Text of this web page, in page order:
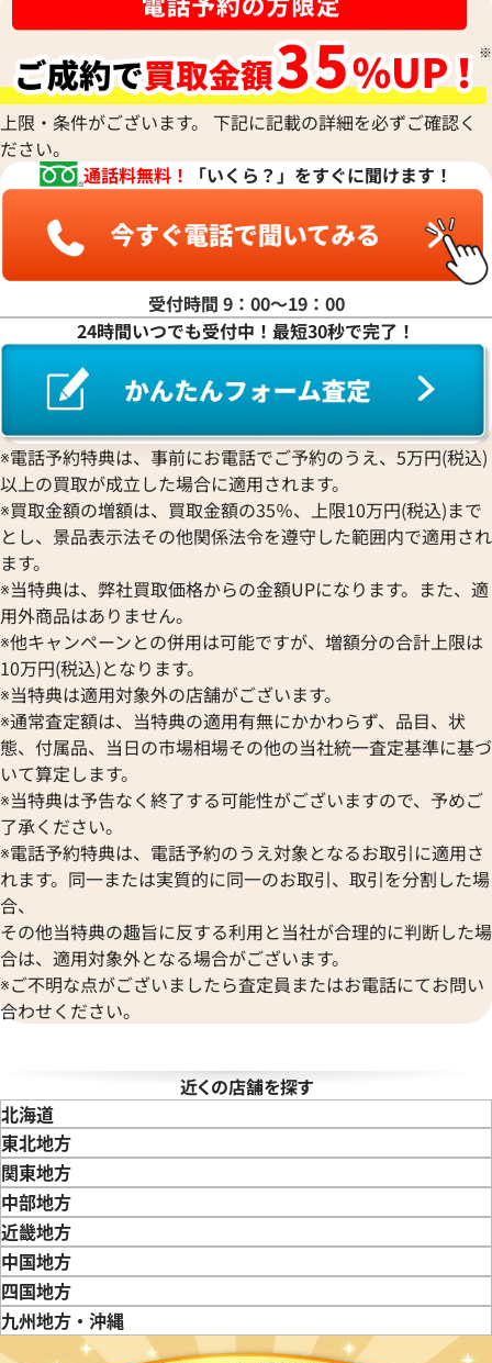
ィノ IW391008
格
9日時点の参考買取価格です
IWC ポートフィノ IW391002
参考買取価格
398,000
※2024年7月9日時点の参考買
イマー オートマティック
格
日時点の参考買取価格です
373,000円
※2024年6月27日時点の参考
格
日時点の参考買取価格です
IWC ポートフィノ IW378303
※2024年7月27日時点の参考
Armand Nicolet
アルマン・ニコレ
WALTHAM
ウォルサム
HUBLOT
ウブロ
ETERNA
エテルナ
EDOX
エドックス
EBERHARD
エベラール
EBEL
エベル
EPOS
Hermes
エルメス
OMEGA
オメガ
ORIENT
オリエント
ORIS
オリス
Audemars Piguet
オーデマ ピゲ
Vacheron Constantin
ヴァシュロン・コンスタンタン
Van Cleef & Arpels
ヴァンクリーフ＆アーペル
Versace
ヴェルサーチ
Wempe
クエルボ・イ・ソブリノス
CVSTOS
クストス
Chronoswiss
クロノスイス
GUCCI
グッチ
Graham
グラハム
グランドセイコー
CORUM
コルム
Concord
コンコルド
Chopard
ショパール
CHAUMET
ショーメ
Jacob & Co.
ジェイコブ
Gerald Genta
ジェラルド・ジェンタ
Jaeger-LeCoultre
ジャケ・ドロー
Girard-Perregaux
ジラール・ペルゴ
Sinn
ジン
STOWA
ストーヴァ
SEIKO
セイコー
CENTURY
センチュリー
ZENITH
ゼニス
ティファニー
Dior
ディオール
Patek Philippe
Panerai
パネライ
Parmigiani Fleurier
パルミジャーニ・フルリエ
Piaget
PIERRE KUNZ
ピエール・クンツ
FRANCK MULLER
フランク ミュラー
BOUCHERON
ブシュロン
BREITLING
ブライトリング
Blancpain
ブランパン
BVLGARI
ブルガリ
Breguet
ブレゲ
BULOVA
ブローバ
Bell & Ross
ベル＆ロス
BAUME＆MERCIER
ボーム＆メルシエ
BALL Watch
ボール ウォッチ
モーリス・ラクロア
リシャール・ミル
Louis Vuitton
ルイ・ヴィトン
Luminox
ルミノックス
Ressence
ROGER DUBUIS
ロジェ・デュブイ
ROLEX
ロレックス
LONGINES
ロンジン
上限・条件がございます。 下記に記載の詳細を必ずご確認く
ださい。
通話料無料！
「いくら？」をすぐに聞けます！
受付時間 9：00〜19：00
24時間いつでも受付中！最短30秒で完了！
※電話予約特典は、事前にお電話でご予約のうえ、5万円(税込)
以上の買取が成立した場合に適用されます。
※買取金額の増額は、買取金額の35％、上限10万円(税込)まで
とし、景品表示法その他関係法令を遵守した範囲内で適用され
ます。
※当特典は、弊社買取価格からの金額UPになります。また、適
用外商品はありません。
※他キャンペーンとの併用は可能ですが、増額分の合計上限は
10万円(税込)となります。
※当特典は適用対象外の店舗がございます。
※通常査定額は、当特典の適用有無にかかわらず、品目、状
態、付属品、当日の市場相場その他の当社統一査定基準に基づ
いて算定します。
※当特典は予告なく終了する可能性がございますので、予めご
了承ください。
※電話予約特典は、電話予約のうえ対象となるお取引に適用さ
れます。同一または実質的に同一のお取引、取引を分割した場
合、
その他当特典の趣旨に反する利用と当社が合理的に判断した場
合は、適用対象外となる場合がございます。
※ご不明な点がございましたら査定員またはお電話にてお問い
合わせください。
近くの店舗を探す
北海道
東北地方
青森県岩手県
関東地方
東京都神奈川県
中部地方
新潟県富山県
近畿地方
三重県滋賀県
中国地方
鳥取県島根県
四国地方
徳島県香川県愛媛県
九州地方・沖縄
福岡県
佐賀県 長崎県 熊本県大分県宮崎県鹿児島県